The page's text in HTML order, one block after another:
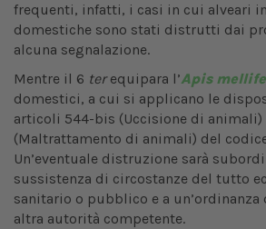
frequenti, infatti, i casi in cui alveari
domestiche sono stati distrutti dai
alcuna segnalazione.
Mentre il 6 terequipara l’Apis
domestici, a cui si applicano le
articoli 544-bis (Uccisione di animali)
(Maltrattamento di animali) del
Un’eventuale distruzione sarà
sussistenza di circostanze del tutto
sanitario o pubblico e a un’ordinanza
altra autorità competente.